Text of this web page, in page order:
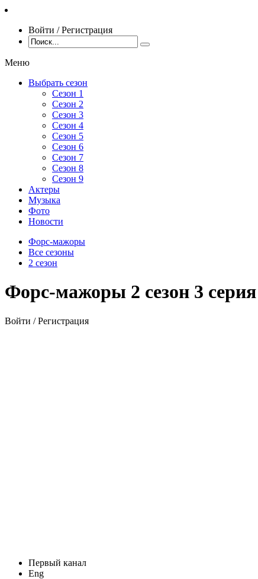
Войти / Регистрация
Меню
Выбрать сезон
Сезон 1
Сезон 2
Сезон 3
Сезон 4
Сезон 5
Сезон 6
Сезон 7
Сезон 8
Сезон 9
Актеры
Музыка
Фото
Новости
Форс-мажоры
Все сезоны
2 сезон
Форс-мажоры 2 сезон 3 серия
Войти / Регистрация
Первый канал
Eng